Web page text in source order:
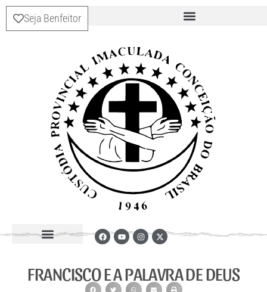
Seja Benfeitor
FRANCISCO E A PALAVRA DE DEUS